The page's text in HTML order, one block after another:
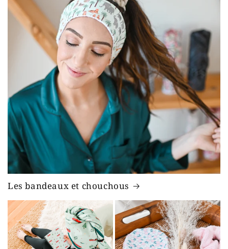
Les bandeaux et chouchous